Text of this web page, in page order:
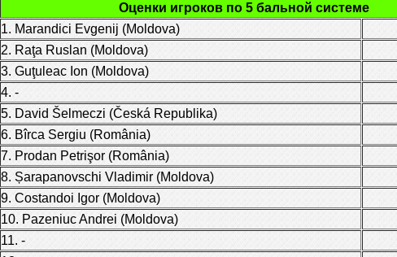
Оценки игроков по 5 бальной системе
1. Marandici Evgenij (Moldova)
2. Raţa Ruslan (Moldova)
3. Guţuleac Ion (Moldova)
4. -
5. David Šelmeczi (Česká Republika)
6. Bîrca Sergiu (România)
7. Prodan Petrişor (România)
8. Șarapanovschi Vladimir (Moldova)
9. Costandoi Igor (Moldova)
10. Pazeniuc Andrei (Moldova)
11. -